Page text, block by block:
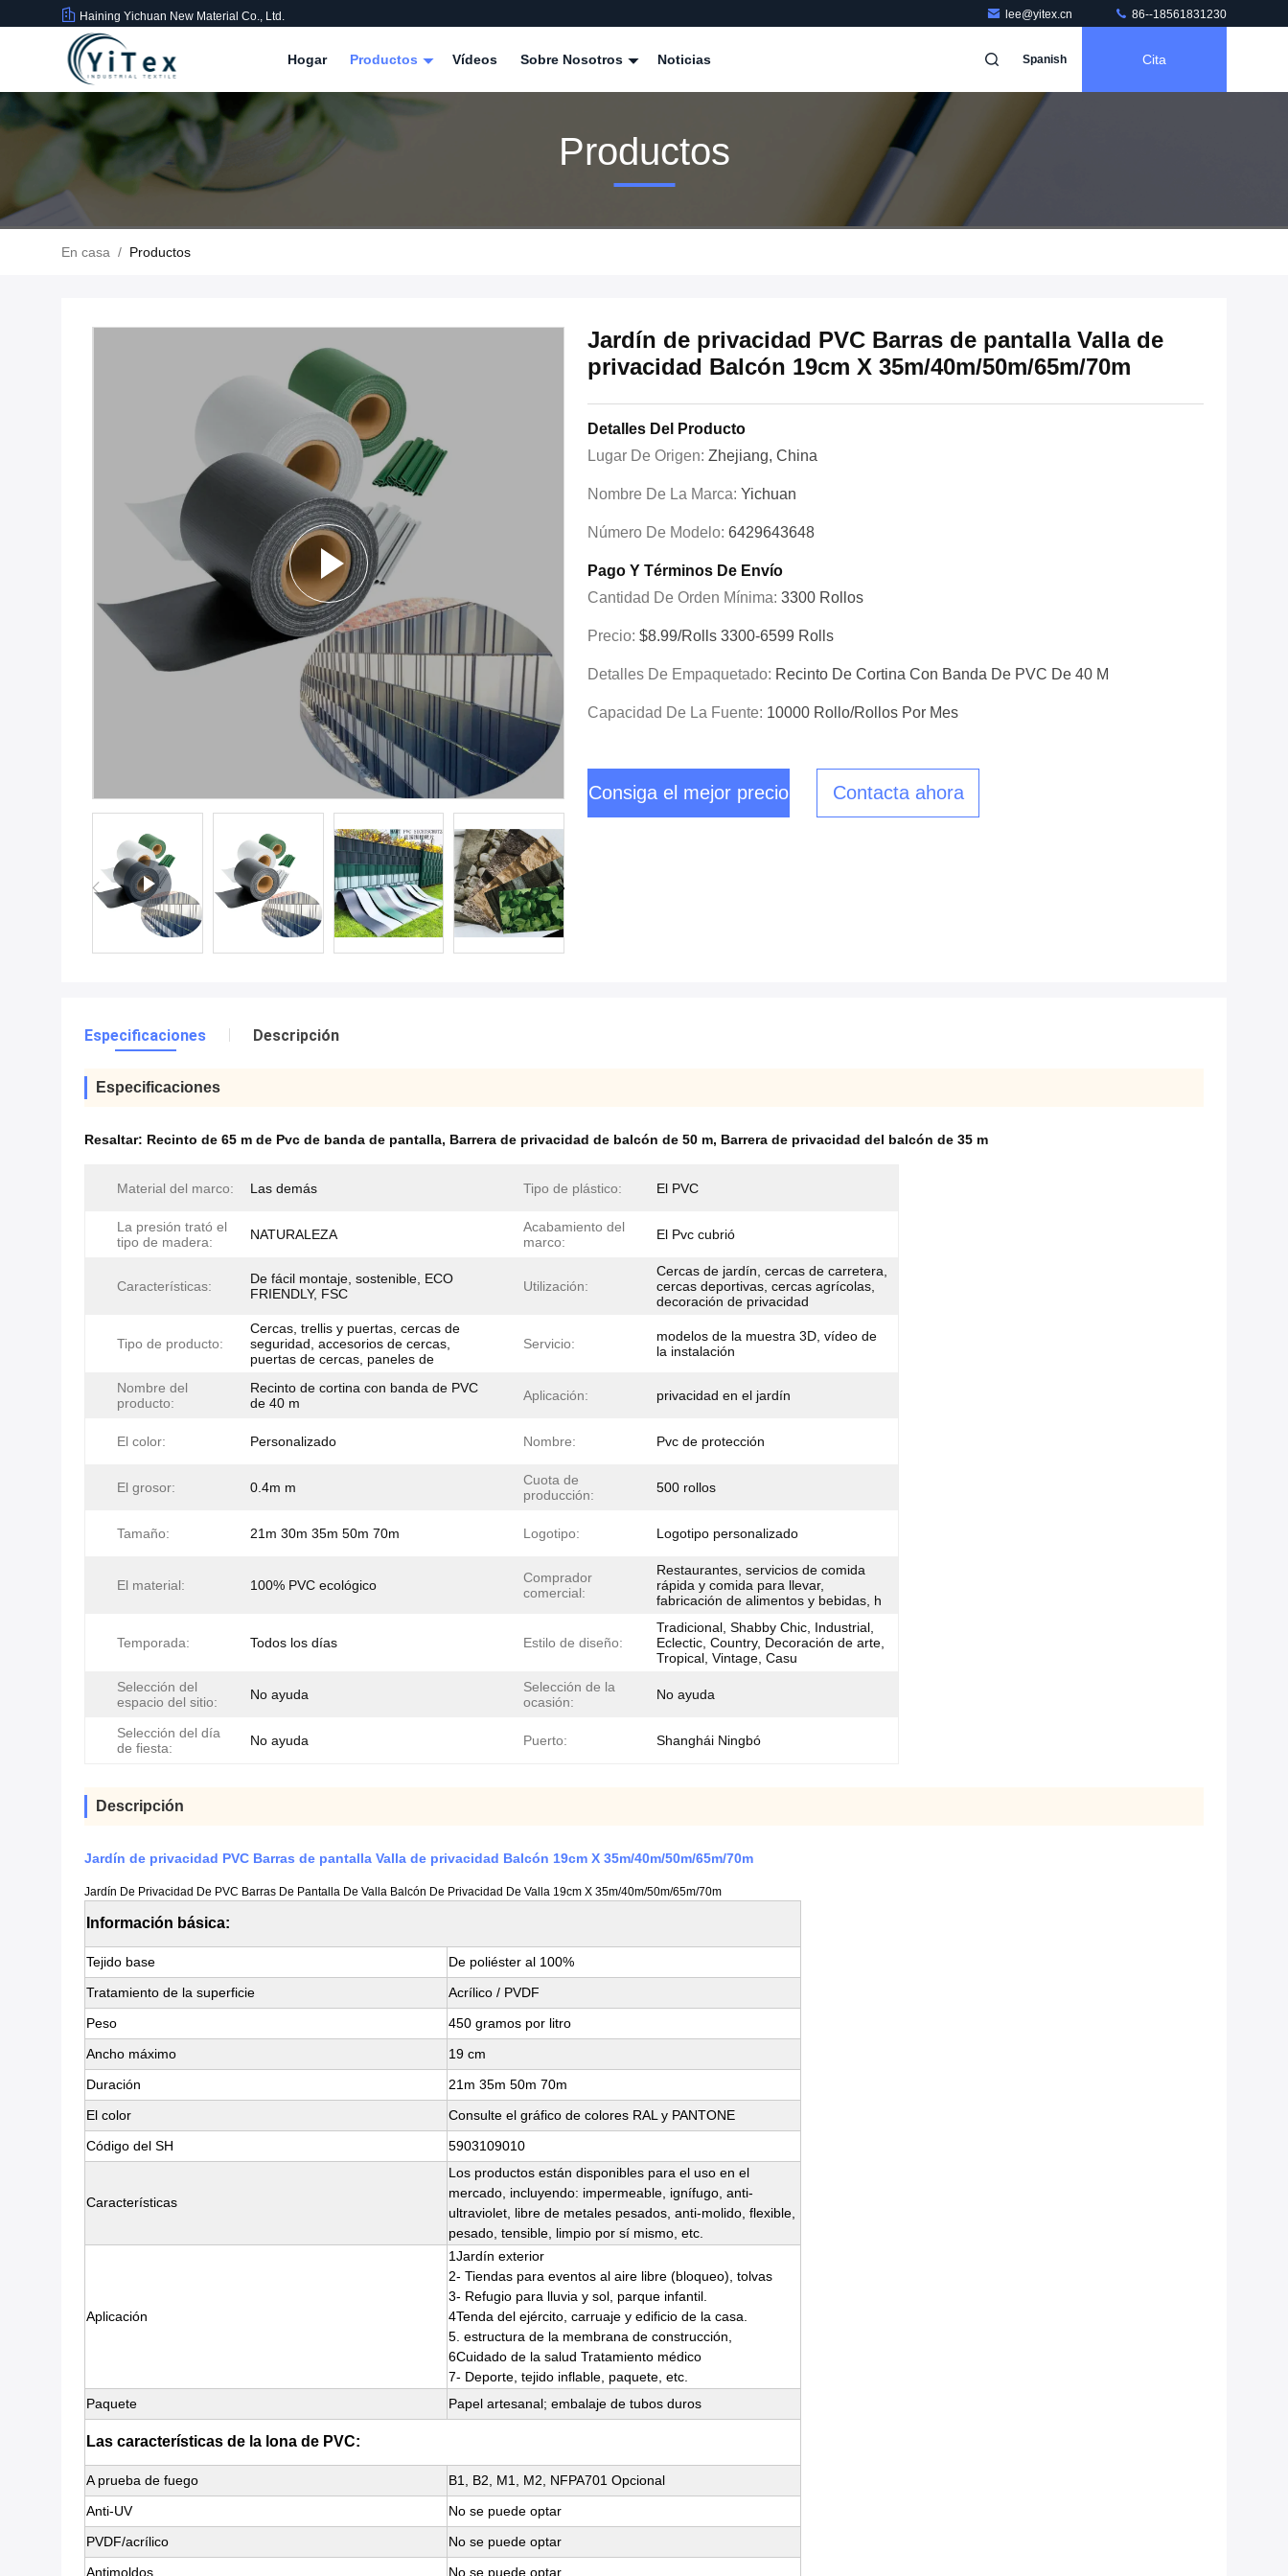
Haining Yichuan New Material Co., Ltd. lee@yitex.cn 86--18561831230
Hogar Productos Vídeos Sobre Nosotros Noticias Spanish Cita
Productos
En casa / Productos
Jardín de privacidad PVC Barras de pantalla Valla de
privacidad Balcón 19cm X 35m/40m/50m/65m/70m
Detalles Del Producto
Lugar De Origen: Zhejiang, China
Nombre De La Marca: Yichuan
Número De Modelo: 6429643648
Pago Y Términos De Envío
Cantidad De Orden Mínima: 3300 Rollos
Precio: $8.99/rolls 3300-6599 Rolls
Detalles De Empaquetado: Recinto De Cortina Con Banda De PVC De 40 M
Capacidad De La Fuente: 10000 Rollo/rollos Por Mes
Consiga el mejor precio Contacta ahora
Especificaciones Descripción
Especificaciones
Resaltar: Recinto de 65 m de Pvc de banda de pantalla, Barrera de privacidad de balcón de 50 m, Barrera de privacidad del balcón de 35 m
Material del marco: Las demás Tipo de plástico: El PVC
La presión trató el
tipo de madera:
NATURALEZA
Acabamiento del
marco:
El Pvc cubrió
Características:
De fácil montaje, sostenible, ECO
FRIENDLY, FSC
Utilización:
Cercas de jardín, cercas de carretera,
cercas deportivas, cercas agrícolas,
decoración de privacidad
Tipo de producto:
Cercas, trellis y puertas, cercas de
seguridad, accesorios de cercas,
puertas de cercas, paneles de
Servicio:
modelos de la muestra 3D, vídeo de
la instalación
Nombre del
producto:
Recinto de cortina con banda de PVC
de 40 m
Aplicación: privacidad en el jardín
El color: Personalizado Nombre: Pvc de protección
El grosor: 0.4m m
Cuota de
producción:
500 rollos
Tamaño: 21m 30m 35m 50m 70m Logotipo: Logotipo personalizado
El material: 100% PVC ecológico
Comprador
comercial:
Restaurantes, servicios de comida
rápida y comida para llevar,
fabricación de alimentos y bebidas, h
Temporada: Todos los días Estilo de diseño:
Tradicional, Shabby Chic, Industrial,
Eclectic, Country, Decoración de arte,
Tropical, Vintage, Casu
Selección del
espacio del sitio:
No ayuda
Selección de la
ocasión:
No ayuda
Selección del día
de fiesta:
No ayuda Puerto: Shanghái Ningbó
Descripción
Jardín de privacidad PVC Barras de pantalla Valla de privacidad Balcón 19cm X 35m/40m/50m/65m/70m
Jardín De Privacidad De PVC Barras De Pantalla De Valla Balcón De Privacidad De Valla 19cm X 35m/40m/50m/65m/70m
Información básica:
Tejido base
De poliéster al 100%
Tratamiento de la superficie
Acrílico / PVDF
Peso
450 gramos por litro
Ancho máximo
19 cm
Duración
21m 35m 50m 70m
El color
Consulte el gráfico de colores RAL y PANTONE
Código del SH
5903109010
Características
Los productos están disponibles para el uso en el
mercado, incluyendo: impermeable, ignífugo, anti-
ultraviolet, libre de metales pesados, anti-molido, flexible,
pesado, tensible, limpio por sí mismo, etc.
Aplicación
1Jardín exterior
2- Tiendas para eventos al aire libre (bloqueo), tolvas
3- Refugio para lluvia y sol, parque infantil.
4Tenda del ejército, carruaje y edificio de la casa.
5. estructura de la membrana de construcción,
6Cuidado de la salud Tratamiento médico
7- Deporte, tejido inflable, paquete, etc.
Paquete
Papel artesanal; embalaje de tubos duros
Las características de la lona de PVC:
A prueba de fuego
B1, B2, M1, M2, NFPA701 Opcional
Anti-UV
No se puede optar
PVDF/acrílico
No se puede optar
Antimoldos
No se puede optar